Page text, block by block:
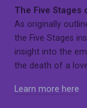
The Five Stages
As originally
the Five Stages
insight into the
the death of a
Learn more here